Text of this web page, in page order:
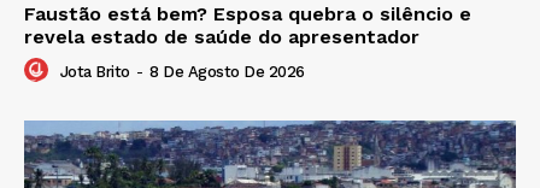
Faustão está bem? Esposa quebra o silêncio e
revela estado de saúde do apresentador
Jota Brito - 8 De Agosto De 2026